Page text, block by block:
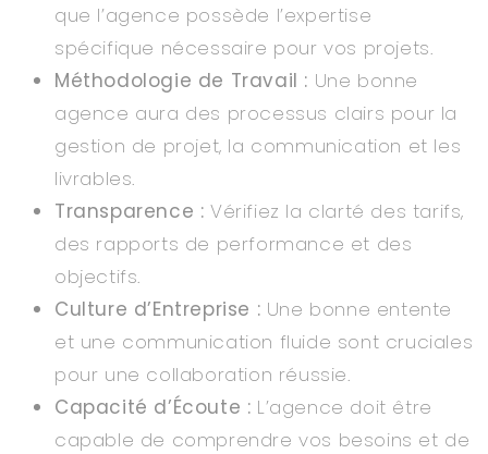
que l’agence possède l’expertise
spécifique nécessaire pour vos projets.
Méthodologie de Travail : Une bonne
agence aura des processus clairs pour la
gestion de projet, la communication et les
livrables.
Transparence : Vérifiez la clarté des tarifs,
des rapports de performance et des
objectifs.
Culture d’Entreprise : Une bonne entente
et une communication fluide sont cruciales
pour une collaboration réussie.
Capacité d’Écoute : L’agence doit être
capable de comprendre vos besoins et de